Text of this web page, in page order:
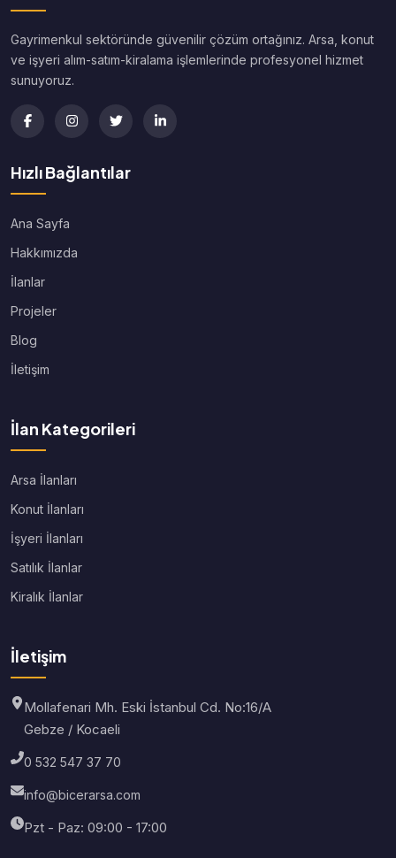
Gayrimenkul sektöründe güvenilir çözüm ortağınız. Arsa, konut
ve işyeri alım-satım-kiralama işlemlerinde profesyonel hizmet
sunuyoruz.
Hızlı Bağlantılar
Ana Sayfa
Hakkımızda
İlanlar
Projeler
Blog
İletişim
İlan Kategorileri
Arsa İlanları
Konut İlanları
İşyeri İlanları
Satılık İlanlar
Kiralık İlanlar
İletişim
Mollafenari Mh. Eski İstanbul Cd. No:16/A
Gebze / Kocaeli
0 532 547 37 70
info@bicerarsa.com
Pzt - Paz: 09:00 - 17:00